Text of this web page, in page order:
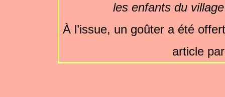
les enfants du
À l’issue, un goûter a été
article